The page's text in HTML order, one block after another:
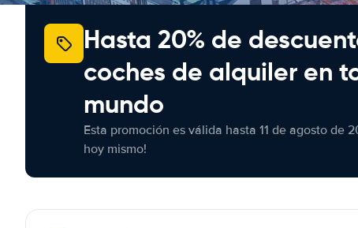
Hasta 20% de
coches de alquiler en
mundo
Esta promoción es válida hasta 11 de agosto de
hoy mismo!